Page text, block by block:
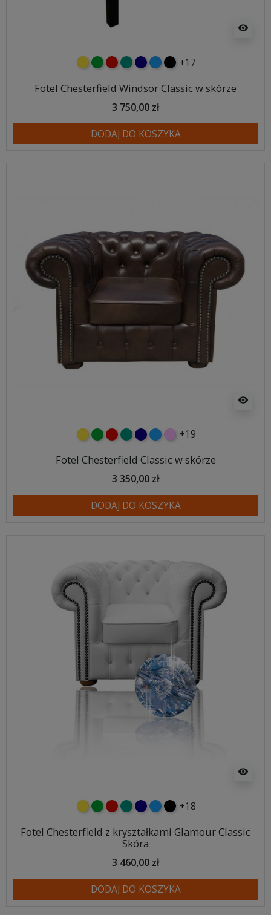
visibility
żółtyzielonyczerwony
turkusowy
granatowy
niebieski
czarny
+17
Fotel Chesterfield Windsor Classic w skórze
3 750,00 zł
DODAJ DO KOSZYKA
visibility
żółtyzielonyczerwony
turkusowy
granatowy
niebieski
różowy
+19
Fotel Chesterfield Classic w skórze
3 350,00 zł
DODAJ DO KOSZYKA
visibility
żółtyzielonyczerwony
turkusowy
granatowy
niebieski
czarny
+18
Fotel Chesterfield z kryształkami Glamour Classic
Skóra
3 460,00 zł
DODAJ DO KOSZYKA